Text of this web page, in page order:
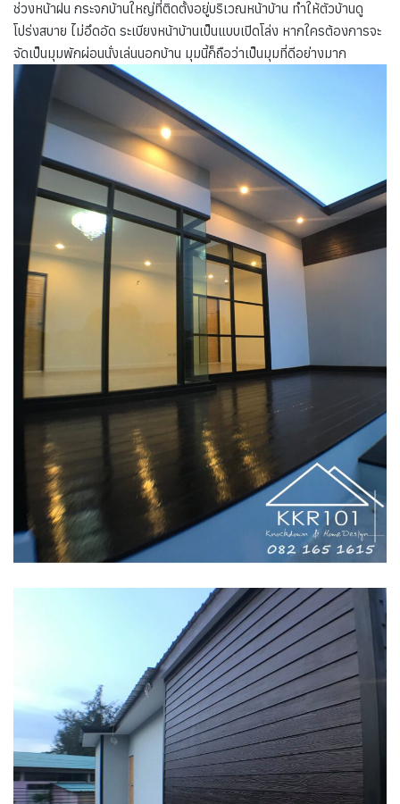
ช่วงหน้าฝน กระจกบ้านใหญ่ที่ติดตั้งอยู่บริเวณหน้าบ้าน ทำให้ตัวบ้านดู
โปร่งสบาย ไม่อึดอัด ระเบียงหน้าบ้านเป็นแบบเปิดโล่ง หากใครต้องการจะ
จัดเป็นมุมพักผ่อนนั่งเล่นนอกบ้าน มุมนี้ก็ถือว่าเป็นมุมที่ดีอย่างมาก